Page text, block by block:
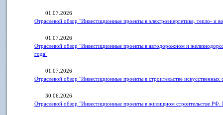
01.07.2026
Отраслевой обзор "Инвестиционные проекты в электроэнергетике, тепло-
01.07.2026
Отраслевой обзор "Инвестиционные проекты в автодорожном и
года"
01.07.2026
Отраслевой обзор "Инвестиционные проекты в строительстве
30.06.2026
Отраслевой обзор "Инвестиционные проекты в жилищном строительстве